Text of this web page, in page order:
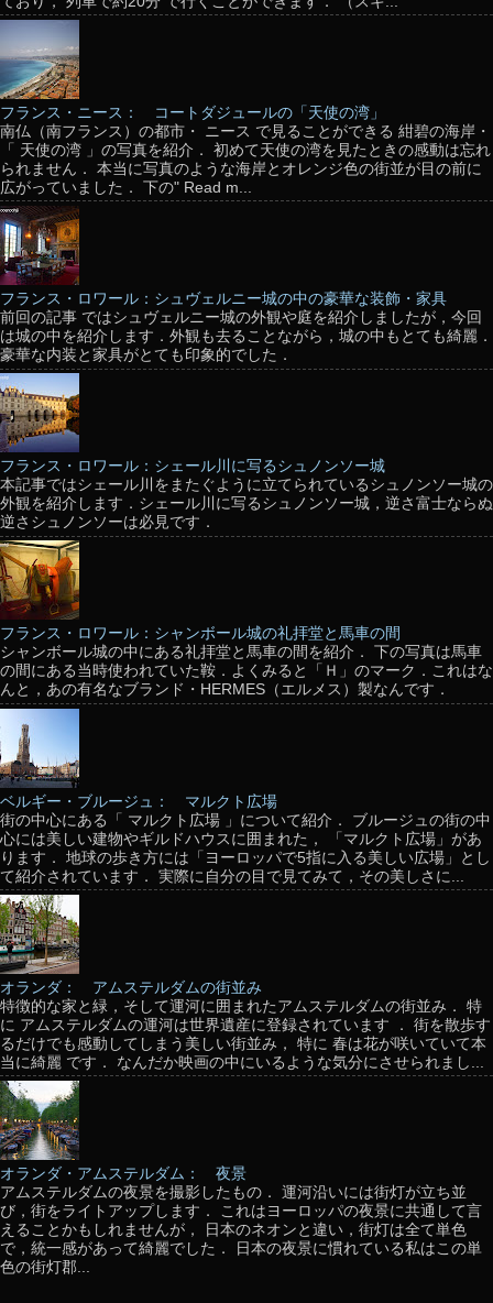
フランス・ニース： コートダジュールの「天使の湾」
南仏（南フランス）の都市・ ニース で見ることができる 紺碧の海岸・
「 天使の湾 」の写真を紹介． 初めて天使の湾を見たときの感動は忘れ
られません． 本当に写真のような海岸とオレンジ色の街並が目の前に
広がっていました． 下の" Read m...
フランス・ロワール：シュヴェルニー城の中の豪華な装飾・家具
前回の記事 ではシュヴェルニー城の外観や庭を紹介しましたが，今回
は城の中を紹介します．外観も去ることながら，城の中もとても綺麗．
豪華な内装と家具がとても印象的でした．
フランス・ロワール：シェール川に写るシュノンソー城
本記事ではシェール川をまたぐように立てられているシュノンソー城の
外観を紹介します．シェール川に写るシュノンソー城，逆さ富士ならぬ
逆さシュノンソーは必見です．
フランス・ロワール：シャンボール城の礼拝堂と馬車の間
シャンボール城の中にある礼拝堂と馬車の間を紹介． 下の写真は馬車
の間にある当時使われていた鞍．よくみると「Ｈ」のマーク．これはな
んと，あの有名なブランド・HERMES（エルメス）製なんです．
ベルギー・ブルージュ： マルクト広場
街の中心にある「 マルクト広場 」について紹介． ブルージュの街の中
心には美しい建物やギルドハウスに囲まれた， 「マルクト広場」があ
ります． 地球の歩き方には「ヨーロッパで5指に入る美しい広場」とし
て紹介されています． 実際に自分の目で見てみて，その美しさに...
オランダ： アムステルダムの街並み
特徴的な家と緑，そして運河に囲まれたアムステルダムの街並み． 特
に アムステルダムの運河は世界遺産に登録されています ． 街を散歩す
るだけでも感動してしまう美しい街並み， 特に 春は花が咲いていて本
当に綺麗 です． なんだか映画の中にいるような気分にさせられまし...
オランダ・アムステルダム： 夜景
アムステルダムの夜景を撮影したもの． 運河沿いには街灯が立ち並
び，街をライトアップします． これはヨーロッパの夜景に共通して言
えることかもしれませんが， 日本のネオンと違い，街灯は全て単色
で，統一感があって綺麗でした． 日本の夜景に慣れている私はこの単
色の街灯郡...